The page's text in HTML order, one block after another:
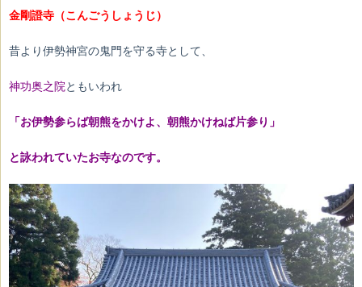
金剛證寺（こんごうしょうじ）
昔より伊勢神宮の鬼門を守る寺として、
神功奥之院ともいわれ
「お伊勢参らば朝熊をかけよ、朝熊かけねば片参り」
と詠われていたお寺なのです。